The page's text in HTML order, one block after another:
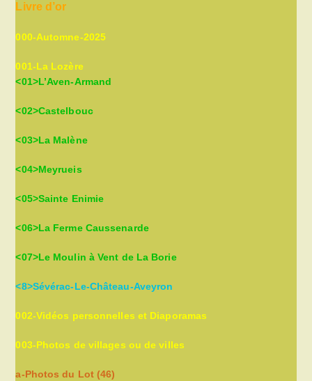
Livre d’or
000-Automne-2025
001-La Lozère
<01>L’Aven-Armand
<02>Castelbouc
<03>La Malène
<04>Meyrueis
<05>Sainte Enimie
<06>La Ferme Caussenarde
<07>Le Moulin à Vent de La Borie
<8>Sévérac-Le-Château-Aveyron
002-Vidéos personnelles et Diaporamas
003-Photos de villages ou de villes
a-Photos du Lot (46)